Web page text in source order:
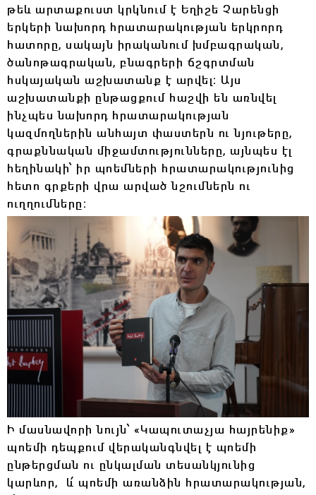
թեև արտաքուստ կրկնում է Եղիշե Չարենցի
երկերի նախորդ հրատարակության երկրորդ
հատորը, սակայն իրականում խմբագրական,
ծանոթագրական, բնագրերի ճշգրտման
հսկայական աշխատանք է արվել։ Այս
աշխատանքի ընթացքում հաշվի են առնվել
ինչպես նախորդ հրատարակության
կազմողներին անհայտ փաստերն ու նյութերը,
գրաքննական միջամտությունները, այնպես էլ
հեղինակի՝ իր պոեմների հրատարակությունից
հետո գրքերի վրա արված նշումներն ու
ուղղումները։
Ի մասնավորի նույն՝ «Կապուտաչյա հայրենիք»
պոեմի դեպքում վերականգնվել է պոեմի
ընթերցման ու ընկալման տեսանկյունից
կարևոր, և՛ պոեմի առանձին հրատարակության,